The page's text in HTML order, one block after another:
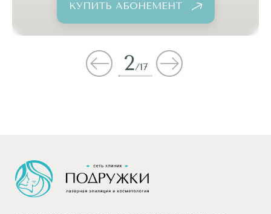
КУПИТЬ АБОНЕМЕНТ
2/17